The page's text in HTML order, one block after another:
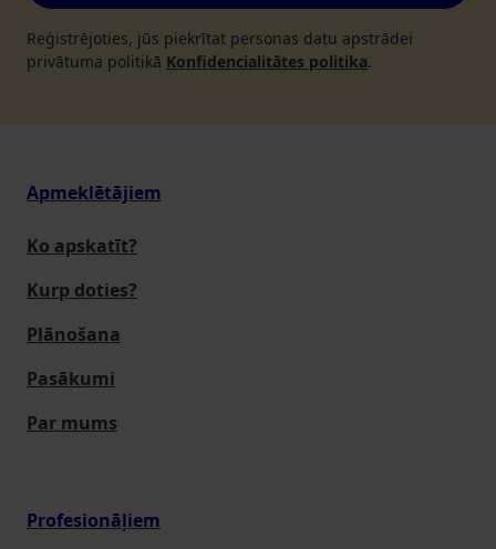
Reģistrējoties, jūs piekrītat personas datu apstrādei
privātuma politikā Konfidencialitātes politika.
Apmeklētājiem
Ko apskatīt?
Kurp doties?
Plānošana
Pasākumi
Par mums
Profesionāļiem